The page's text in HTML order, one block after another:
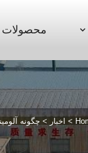
محصولات
> اخبار > چگونه